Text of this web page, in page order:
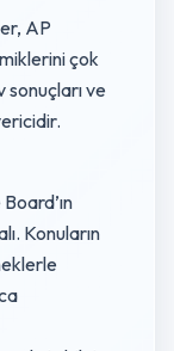
AP
çok
sonuçları ve
Konuların